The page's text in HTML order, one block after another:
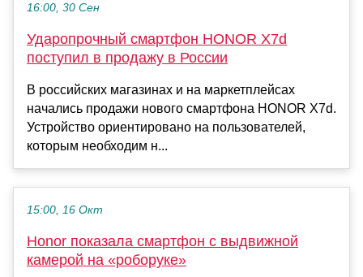
16:00, 30 Сен
Ударопрочный смартфон HONOR X7d
поступил в продажу в России
В российских магазинах и на маркетплейсах
начались продажи нового смартфона HONOR X7d.
Устройство ориентировано на пользователей,
которым необходим н...
15:00, 16 Окт
Honor показала смартфон с выдвижной
камерой на «роборуке»